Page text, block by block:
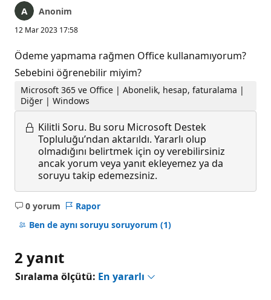
Anonim
12 Mar 2023 17:58
Ödeme yapmama rağmen Office kullanamıyorum?
Sebebini öğrenebilir miyim?
Microsoft 365 ve Office | Abonelik, hesap, faturalama |
Diğer | Windows
Kilitli Soru. Bu soru Microsoft Destek
Topluluğu’ndan aktarıldı. Yararlı olup
olmadığını belirtmek için oy verebilirsiniz
ancak yorum veya yanıt ekleyemez ya da
soruyu takip edemezsiniz.
0 yorum
Açıklama
yok
Rapor
Ben de aynı soruyu soruyorum (1)
2 yanıt
Sıralama ölçütü: En yararlı